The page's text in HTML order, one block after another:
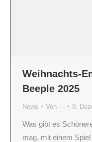
Weihnachts-
Beeple 2025
News Von - - 9.
Was gibt es
mag, mit einem